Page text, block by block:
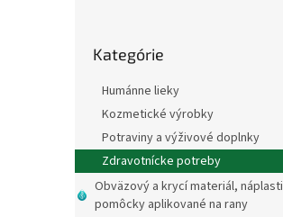
kategórie
Kategórie
Humánne lieky
Kozmetické výrobky
Potraviny a výživové doplnky
Zdravotnícke potreby
Obväzový a krycí materiál,
pomôcky aplikované na rany